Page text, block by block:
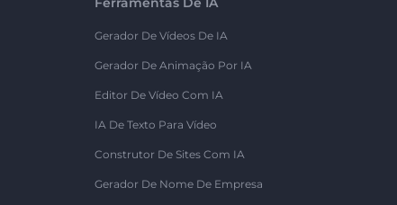
Gerador De Vídeos De IA
Gerador De Animação Por IA
Editor De Vídeo Com IA
IA De Texto Para Vídeo
Construtor De Sites Com IA
Gerador De Nome De Empresa